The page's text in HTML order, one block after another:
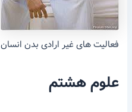
فعالیت های غیر ارادی بدن انسان
علوم هشتم